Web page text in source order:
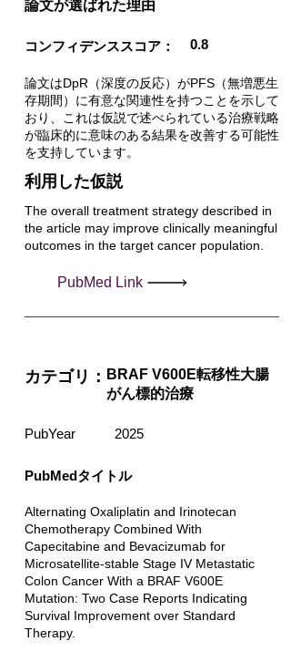
​論文が選ばれた理由
コンフィデンススコア： 0.8
論文はDpR（深度の反応）がPFS（無増悪生
存期間）に有意な関連性を持つことを示して
おり、これは仮説で述べられている治療戦略
が臨床的に意味のある結果を改善する可能性
を支持しています。
利用した仮説
The overall treatment strategy described in
the article may improve clinically meaningful
outcomes in the target cancer population.
PubMed Link
カテゴリ： BRAF V600E転移性大腸
がん標的治療
PubYear 2025
PubMedタイトル
Alternating Oxaliplatin and Irinotecan
Chemotherapy Combined With
Capecitabine and Bevacizumab for
Microsatellite-stable Stage IV Metastatic
Colon Cancer With a BRAF V600E
Mutation: Two Case Reports Indicating
Survival Improvement over Standard
Therapy.